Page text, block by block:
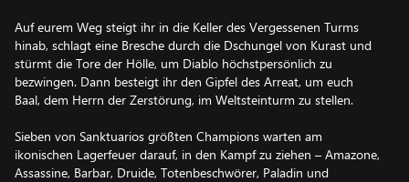
Auf eurem Weg steigt ihr in die Keller des Vergessenen Turms
hinab, schlagt eine Bresche durch die Dschungel von Kurast und
stürmt die Tore der Hölle, um Diablo höchstpersönlich zu
bezwingen. Dann besteigt ihr den Gipfel des Arreat, um euch
Baal, dem Herrn der Zerstörung, im Weltsteinturm zu stellen.
Sieben von Sanktuarios größten Champions warten am
ikonischen Lagerfeuer darauf, in den Kampf zu ziehen – Amazone,
Assassine, Barbar, Druide, Totenbeschwörer, Paladin und